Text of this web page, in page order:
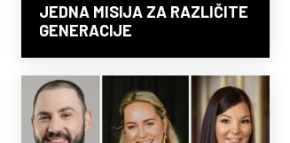
JEDNA MISIJA ZA RAZLIČITE
GENERACIJE